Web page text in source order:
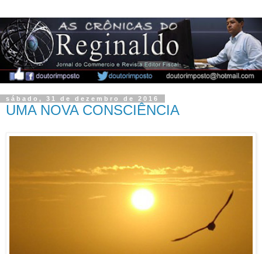
sábado, 31 de dezembro de 2016
UMA NOVA CONSCIÊNCIA